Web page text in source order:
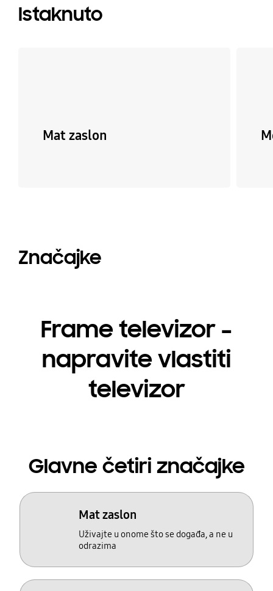
Istaknuto
Mat zaslon
Značajke
Frame televizor –
napravite vlastiti
televizor
Glavne četiri značajke
Mat zaslon
Uživajte u onome što se događa, a ne u
odrazima